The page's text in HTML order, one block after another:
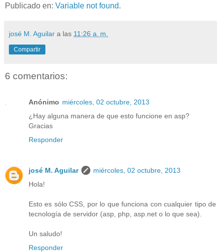
Publicado en: Variable not found.
josé M. Aguilar a las 11:26 a. m.
Compartir
6 comentarios:
Anónimo miércoles, 02 octubre, 2013
¿Hay alguna manera de que esto funcione en asp?
Gracias
Responder
josé M. Aguilar
miércoles, 02 octubre, 2013
Hola!
Esto es sólo CSS, por lo que funciona con cualquier tipo de
tecnología de servidor (asp, php, asp.net o lo que sea).
Un saludo!
Responder